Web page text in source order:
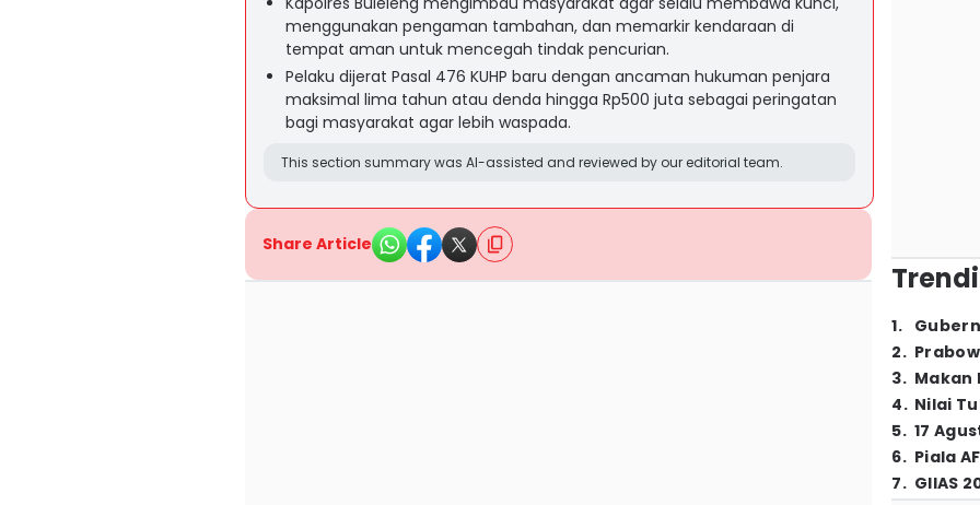
menggunakan pengaman tambahan, dan memarkir kendaraan di
tempat aman untuk mencegah tindak pencurian.
Pelaku dijerat Pasal 476 KUHP baru dengan ancaman hukuman penjara
maksimal lima tahun atau denda hingga Rp500 juta sebagai peringatan
bagi masyarakat agar lebih waspada.
This section summary was AI-assisted and reviewed by our editorial team.
Share Article
1.
2.
3. Makan
4. Nilai
5. 17
6. Piala
7. GIIAS